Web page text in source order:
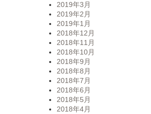
2019年3月
2019年2月
2019年1月
2018年12月
2018年11月
2018年10月
2018年9月
2018年8月
2018年7月
2018年6月
2018年5月
2018年4月